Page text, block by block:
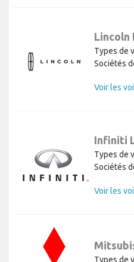
Lincoln
Types de
Sociétés
Voir les
Infiniti
Types de
Sociétés
Voir les
Types de